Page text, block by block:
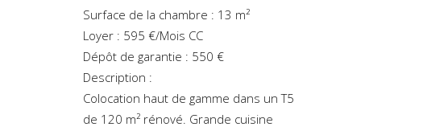
Surface de la chambre : 13 m²
Loyer : 595 €/Mois CC
Dépôt de garantie : 550 €
Description :
Colocation haut de gamme dans un T5
de 120 m² rénové. Grande cuisine